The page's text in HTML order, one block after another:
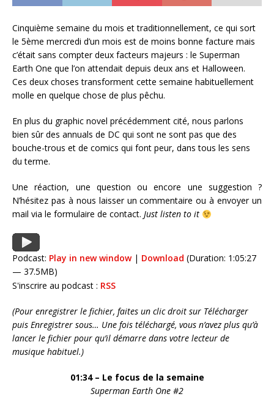
Cinquième semaine du mois et traditionnellement, ce qui sort
le 5ème mercredi d’un mois est de moins bonne facture mais
c’était sans compter deux facteurs majeurs : le Superman
Earth One que l’on attendait depuis deux ans et Halloween.
Ces deux choses transforment cette semaine habituellement
molle en quelque chose de plus pêchu.
En plus du graphic novel précédemment cité, nous parlons
bien sûr des annuals de DC qui sont ne sont pas que des
bouche-trous et de comics qui font peur, dans tous les sens
du terme.
Une réaction, une question ou encore une suggestion ?
N’hésitez pas à nous laisser un commentaire ou à envoyer un
mail via le formulaire de contact. Just listen to it
Podcast: Play in new window| Download (Duration: 1:05:27
— 37.5MB)
S'inscrire au podcast : RSS
(Pour enregistrer le fichier, faites un clic droit sur Télécharger
puis Enregistrer sous… Une fois téléchargé, vous n’avez plus qu’à
lancer le fichier pour qu’il démarre dans votre lecteur de
musique habituel.)
01:34 – Le focus de la semaine
Superman Earth One #2